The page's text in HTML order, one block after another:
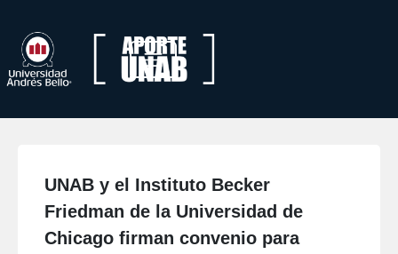
UNAB y el Instituto Becker
Friedman de la Universidad de
Chicago firman convenio para